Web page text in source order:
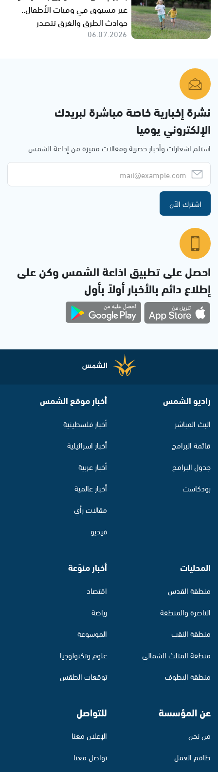
غير مسبوق في وفيات الأطفال..
حوادث الطرق والغرق تتصدر
06.07.2026
نشرة إخبارية خاصة مباشرة لبريدك
الإلكتروني يوميا
استلم اشعارات وأخبار حصرية ومقالات مميزة من إذاعة الشمس
اشترك الآن
احصل على تطبيق اذاعة الشمس وكن على
إطلاع دائم بالأخبار أولاً بأول
راديو الشمس
البث المباشر
قائمة البرامج
جدول البرامج
بودكاست
أخبار موقع الشمس
أخبار فلسطينية
أخبار اسرائيلية
أخبار عربية
أخبار عالمية
مقالات رأي
فيديو
المحليات
منطقة القدس
الناصرة والمنطقة
منطقة النقب
منطقة المثلث الشمالي
منطقة البطوف
أخبار منوّعة
اقتصاد
رياضة
الموسوعة
علوم وتكنولوجيا
توقعات الطقس
عن المؤسسة
من نحن
طاقم العمل
للتواصل
الإعلان معنا
تواصل معنا